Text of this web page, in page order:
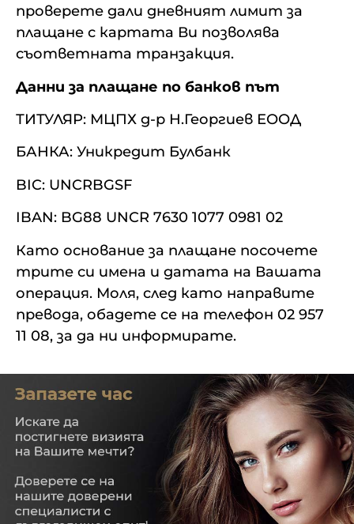
проверете дали дневният лимит за
плащане с картата Ви позволява
съответната транзакция.
Данни за плащане по банков път
ТИТУЛЯР: МЦПХ д-р Н.Георгиев ЕООД
БАНКА: Уникредит Булбанк
BIC: UNCRBGSF
IBAN: BG88 UNCR 7630 1077 0981 02
Като основание за плащане посочете
трите си имена и датата на Вашата
операция. Моля, след като направите
превода, обадете се на телефон 02 957
11 08, за да ни информирате.